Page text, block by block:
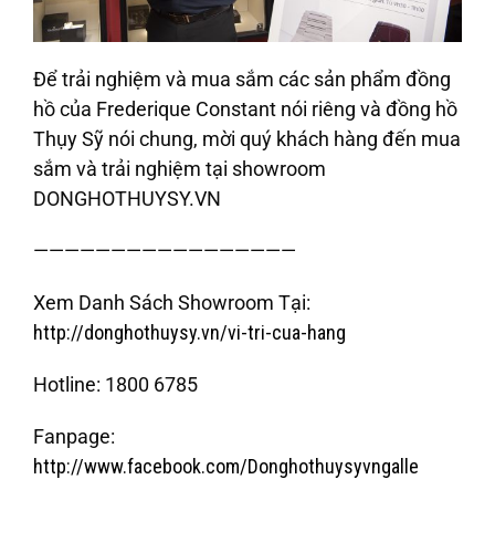
Để trải nghiệm và mua sắm các sản phẩm đồng
hồ của Frederique Constant nói riêng và đồng hồ
Thụy Sỹ nói chung, mời quý khách hàng đến mua
sắm và trải nghiệm tại showroom
DONGHOTHUYSY.VN
—————————————————
Xem Danh Sách Showroom Tại:
http://donghothuysy.vn/vi-tri-cua-hang
Hotline: 1800 6785
Fanpage:
http://www.facebook.com/Donghothuysyvngalle